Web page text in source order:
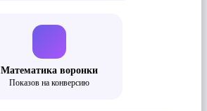
Математика воронки
Показов на конверсию